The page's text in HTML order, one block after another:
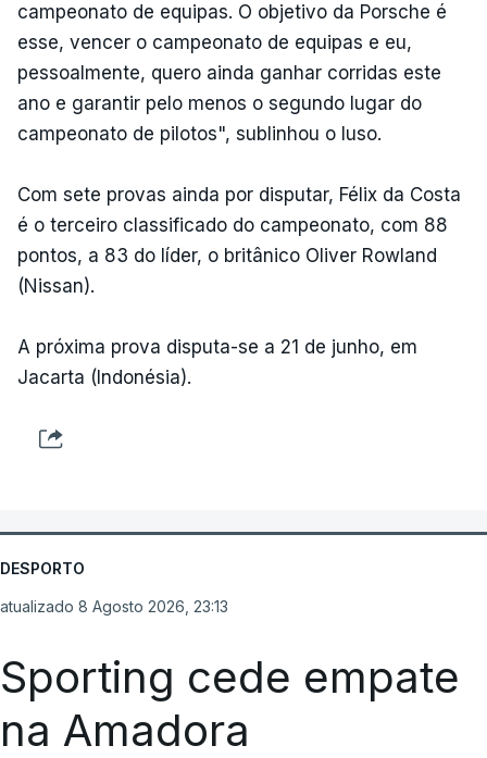
campeonato de equipas. O objetivo da Porsche é
esse, vencer o campeonato de equipas e eu,
pessoalmente, quero ainda ganhar corridas este
ano e garantir pelo menos o segundo lugar do
campeonato de pilotos", sublinhou o luso.
Com sete provas ainda por disputar, Félix da Costa
é o terceiro classificado do campeonato, com 88
pontos, a 83 do líder, o britânico Oliver Rowland
(Nissan).
A próxima prova disputa-se a 21 de junho, em
Jacarta (Indonésia).
DESPORTO
atualizado 8 Agosto 2026, 23:13
Sporting cede empate
na Amadora